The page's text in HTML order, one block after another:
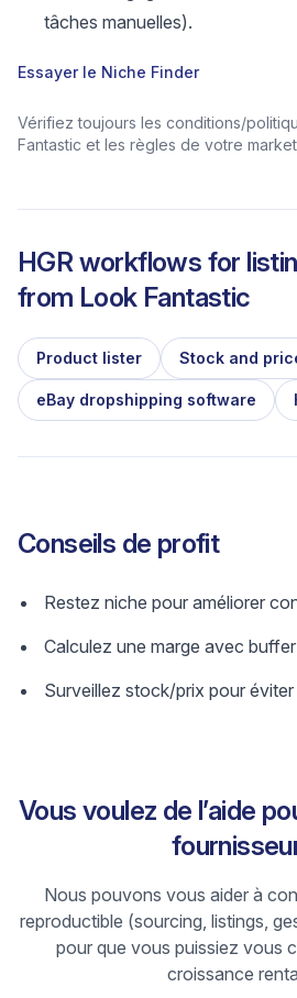
tâches manuelles).
Essayer le Niche Finder
Vérifiez toujours les conditions/
Fantastic et les règles de votre
HGR workflows for
from Look Fantastic
Product lister Stock and
eBay dropshipping software
Conseils de profit
Restez niche pour améliorer
Calculez une marge avec
Surveillez stock/prix pour
Vous voulez de l’aide
Nous pouvons vous aider à
reproductible (sourcing, listings,
pour que vous puissiez vous
croissance